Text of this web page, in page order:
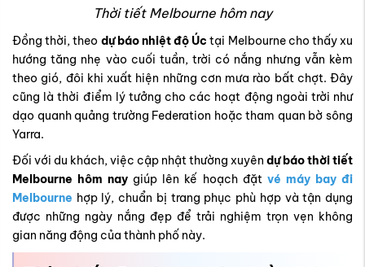
Đối với du khách, việc cập nhật thường xuyên
dự báo thời tiết
Melbourne hôm nay
giúp lên kế hoạch đặt
vé máy bay đi
Melbournehợp lý, chuẩn bị trang phục phù hợp và tận dụng
được những ngày nắng đẹp để trải nghiệm trọn vẹn không
gian năng động của thành phố này.
nước Úc
Thời tiết Brisbane hôm naymang đặc trưng khí hậu cận nhiệt
đới điển hình: nắng nhiều, độ ẩm cao và nhiệt độ dao động
trong khoảng 20–29°C. Ban ngày thường có nắng ấm, thuận